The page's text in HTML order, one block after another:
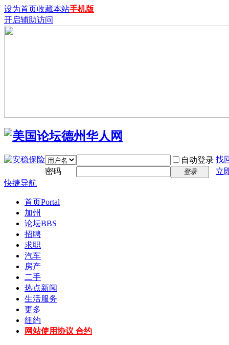
设为首页收藏本站手机版
开启辅助访问
自动登录 找
密码
登录
立
快捷导航
首页Portal
加州
论坛BBS
招聘
求职
汽车
房产
二手
热点新闻
生活服务
更多
纽约
网站使用协议 合约